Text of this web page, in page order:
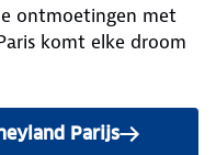
ontmoetingen met
komt elke droom
Parijs